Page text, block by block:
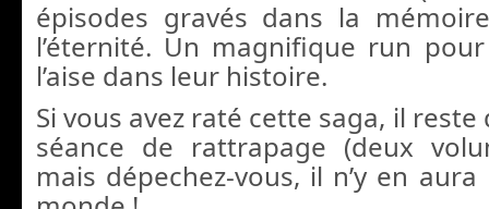
épisodes gravés dans la
l’éternité. Un magnifique run
l’aise dans leur histoire.
Si vous avez raté cette saga, il
séance de rattrapage (deux
mais dépechez-vous, il n’y en